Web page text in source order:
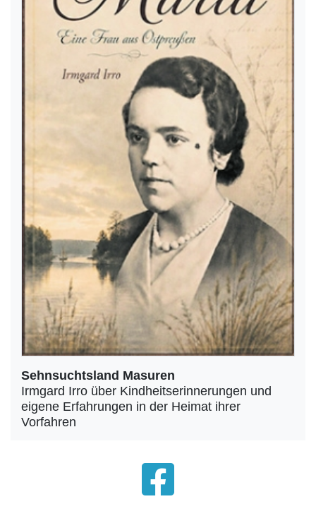
Sehnsuchtsland Masuren
Irmgard Irro über Kindheitserinnerungen und
eigene Erfahrungen in der Heimat ihrer
Vorfahren